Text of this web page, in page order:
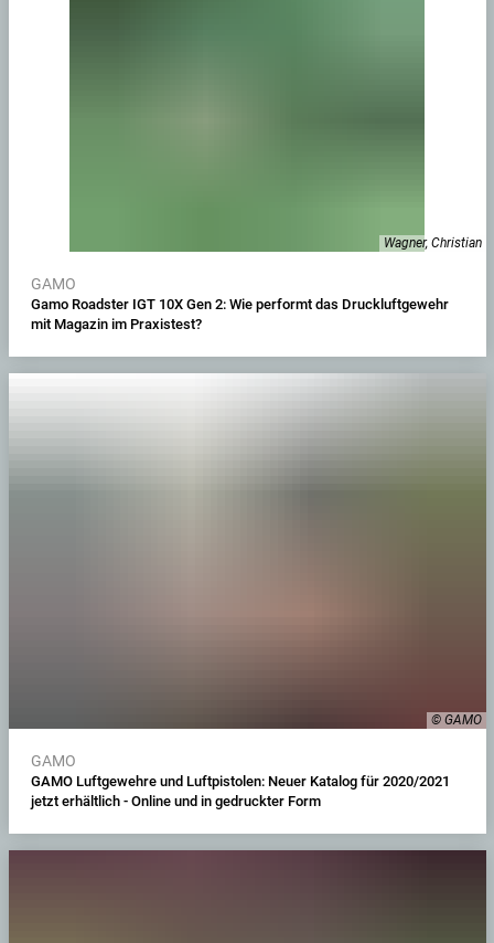
Wagner, Christian
GAMO
Gamo Roadster IGT 10X Gen 2: Wie performt das Druckluftgewehr
mit Magazin im Praxistest?
© GAMO
GAMO
GAMO Luftgewehre und Luftpistolen: Neuer Katalog für 2020/2021
jetzt erhältlich - Online und in gedruckter Form